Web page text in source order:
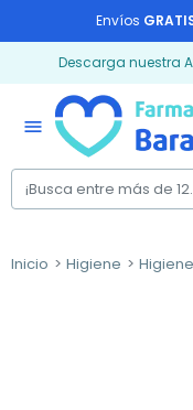
Envíos
Descarga nuestra
menu
Inicio Higiene